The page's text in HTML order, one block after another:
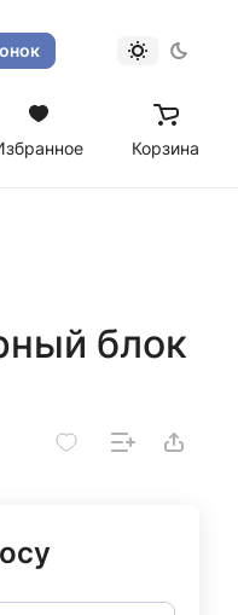
Корзина
блок